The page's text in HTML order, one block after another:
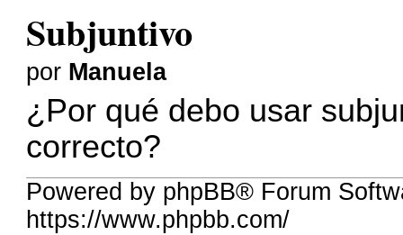
Subjuntivo
por Manuela
¿Por qué debo usar
correcto?
Powered by phpBB® Forum
https://www.phpbb.com/